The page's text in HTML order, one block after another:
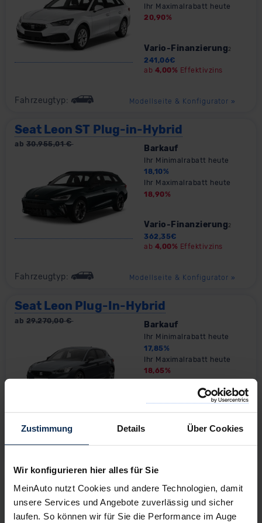
Zustimmung Details Über Cookies
Wir konfigurieren hier alles für Sie
MeinAuto nutzt Cookies und andere Technologien, damit
unsere Services und Angebote zuverlässig und sicher
laufen. So können wir für Sie die Performance im Auge
Ihr Maximalrabatt heute
20,90%
Vario-Finanzierung 2
241,06€
ab 4,00% Effektivzins
Fahrzeugtyp: Modellseite & Konfigurator »
Seat Leon ST Plug-in-Hybrid
ab 30.955,01€ Barkauf
Ihr Minimalrabatt heute
18,10%
Ihr Maximalrabatt heute
18,90%
Vario-Finanzierung2
362,35€
ab 4,00% Effektivzins
Fahrzeugtyp: Modellseite & Konfigurator »
Seat Leon Plug-In-Hybrid
ab 29.270,00€ Barkauf
Ihr Minimalrabatt heute
17,85%
Ihr Maximalrabatt heute
18,65%
Vario-Finanzierung2
355,00€
Effektivzins
Seat Arona
24.440,01 Barkauf
Ihr Minimalrabatt heute